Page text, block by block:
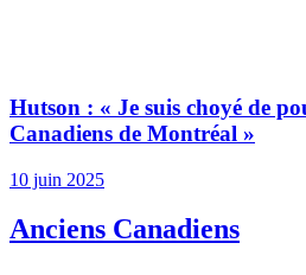
Hutson : « Je suis choyé de
Canadiens de Montréal »
10 juin 2025
Anciens Canadiens